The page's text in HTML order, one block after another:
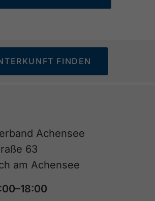
FINDEN
Achensee
63
am Achensee